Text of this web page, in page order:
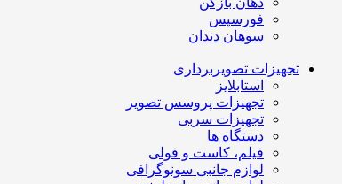
فورسپس
سوهان دندان
تجهیزات تصویربرداری
استابلایز
تجهیزات پروسس تصویر
تجهیزات سربی
دستگاه ها
فیلم، کاست و فولی
لوازم جانبی سونوگرافی